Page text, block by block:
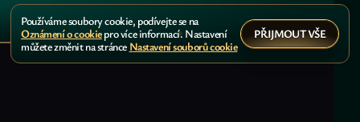
Používáme soubory cookie, podívejte se na
Oznámení o cookiepro více informací. Nastavení
můžete změnit na stránce Nastavení souborů cookie
PŘIJMOUT VŠE